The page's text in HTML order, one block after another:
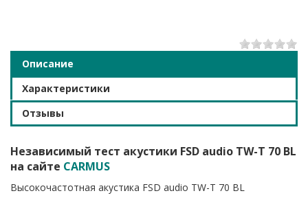
1 2 3 4 5
Описание
Характеристики
Отзывы
Независимый тест акустики FSD audio TW-T 70 BL
на сайте CARMUS
Высокочастотная акустика FSD audio TW-T 70 BL